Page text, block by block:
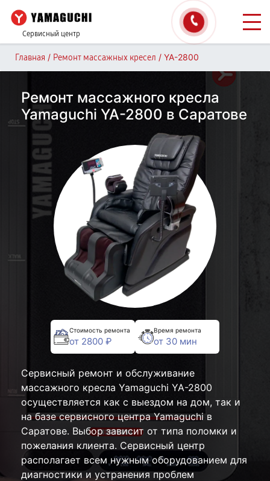
Сервисный центр
Главная / Ремонт массажных кресел / YA-2800
Ремонт массажного кресла
Yamaguchi YA-2800 в Саратове
Стоимость ремонта
от 2800 ₽
Время ремонта
от 30 мин
Сервисный ремонт и обслуживание
массажного кресла Yamaguchi YA-2800
осуществляется как с выездом на дом, так и
на базе сервисного центра Yamaguchi в
Саратове. Выбор зависит от типа поломки и
пожелания клиента. Сервисный центр
располагает всем нужным оборудованием для
диагностики и устранения проблем